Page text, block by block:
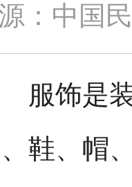
：中国
饰是装
鞋、帽